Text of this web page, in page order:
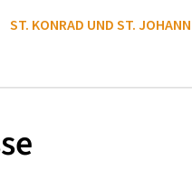
ST. KONRAD UND ST.